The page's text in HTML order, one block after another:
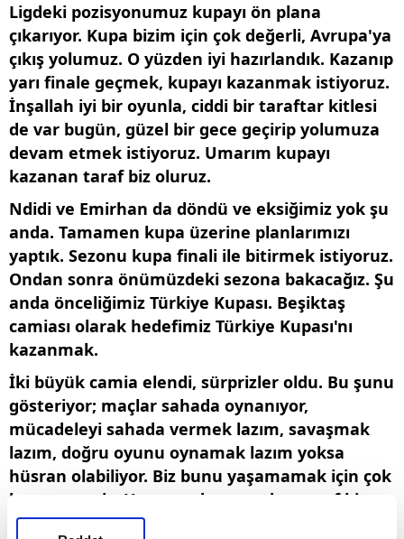
Ligdeki pozisyonumuz kupayı ön plana
çıkarıyor. Kupa bizim için çok değerli, Avrupa'ya
çıkış yolumuz. O yüzden iyi hazırlandık. Kazanıp
yarı finale geçmek, kupayı kazanmak istiyoruz.
İnşallah iyi bir oyunla, ciddi bir taraftar kitlesi
de var bugün, güzel bir gece geçirip yolumuza
devam etmek istiyoruz. Umarım kupayı
kazanan taraf biz oluruz.
Ndidi ve Emirhan da döndü ve eksiğimiz yok şu
anda. Tamamen kupa üzerine planlarımızı
yaptık. Sezonu kupa finali ile bitirmek istiyoruz.
Ondan sonra önümüzdeki sezona bakacağız. Şu
anda önceliğimiz Türkiye Kupası. Beşiktaş
camiası olarak hedefimiz Türkiye Kupası'nı
kazanmak.
İki büyük camia elendi, sürprizler oldu. Bu şunu
gösteriyor; maçlar sahada oynanıyor,
mücadeleyi sahada vermek lazım, savaşmak
lazım, doğru oyunu oynamak lazım yoksa
hüsran olabiliyor. Biz bunu yaşamamak için çok
konsantreyiz. Umarım devam eden taraf biz
oluruz.